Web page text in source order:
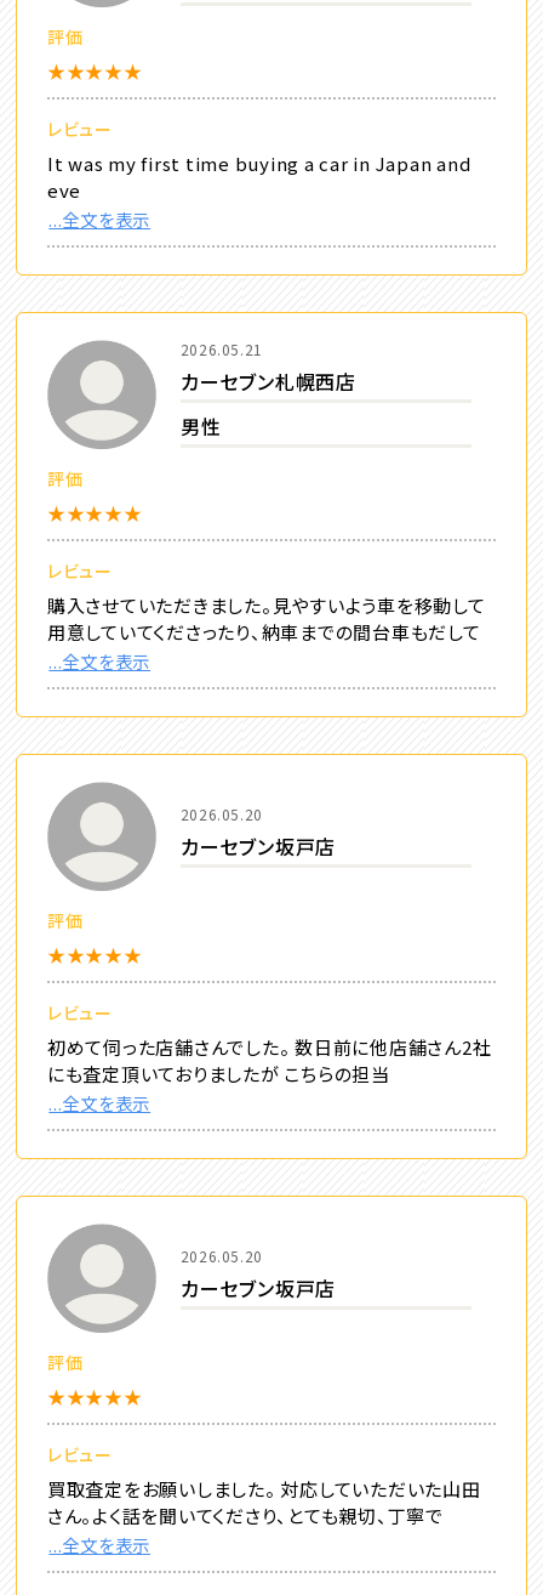
評価
★★★★★
レビュー
It was my first time buying a car in Japan and
eve
...全文を表示
2026.05.21
カーセブン札幌西店
男性
評価
★★★★★
レビュー
購入させていただきました。見やすいよう車を移動して
用意していてくださったり、納車までの間台車もだして
...全文を表示
2026.05.20
カーセブン坂戸店
評価
★★★★★
レビュー
初めて伺った店舗さんでした。 数日前に他店舗さん2社
にも査定頂いておりましたが こちらの担当
...全文を表示
2026.05.20
カーセブン坂戸店
評価
★★★★★
レビュー
買取査定をお願いしました。 対応していただいた山田
さん。よく話を聞いてくださり、とても親切、丁寧で
...全文を表示